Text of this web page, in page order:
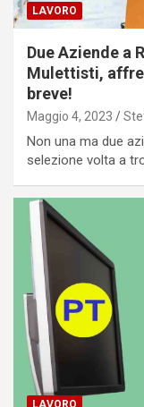
LAVORO
Due Aziende a
Mulettisti,
breve!
Maggio 4, 2023
Non una ma due
selezione volta a
LAVORO